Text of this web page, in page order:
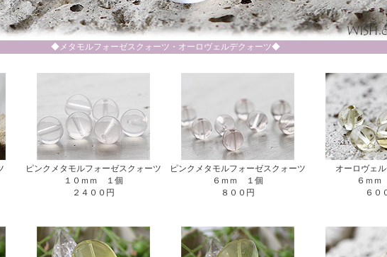
◆メタモルフォーゼスクォーツ・オーロヴェルデクォーツ◆
ピンクメタモルフォーゼスクォーツ
１０ｍｍ １個
２４００円
ピンクメタモルフォーゼスクォーツ
６ｍｍ １個
８００円
オーロヴェ
６ｍ
６０